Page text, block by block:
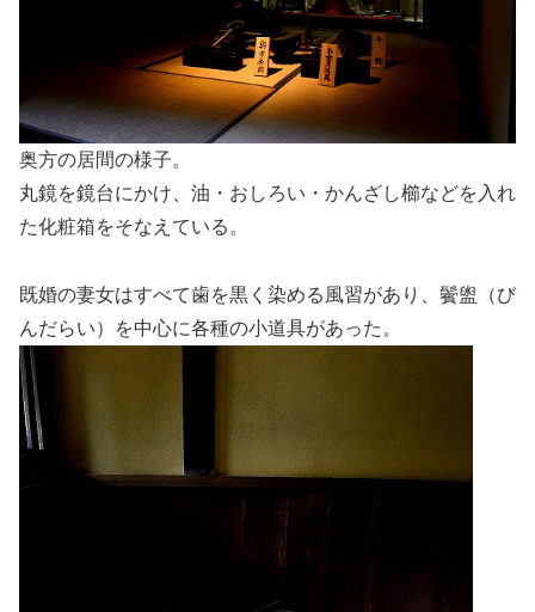
奥方の居間の様子。
丸鏡を鏡台にかけ、油・おしろい・かんざし櫛などを入れ
た化粧箱をそなえている。
既婚の妻女はすべて歯を黒く染める風習があり、鬢盥（び
んだらい）を中心に各種の小道具があった。